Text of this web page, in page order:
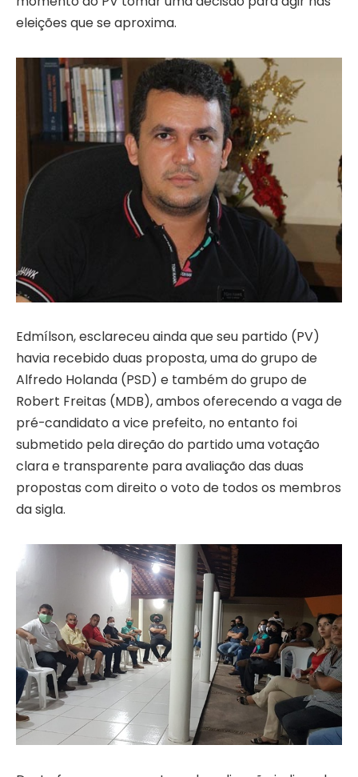
eleições que se aproxima.
Edmílson, esclareceu ainda que seu partido (PV)
havia recebido duas proposta, uma do grupo de
Alfredo Holanda (PSD) e também do grupo de
Robert Freitas (MDB), ambos oferecendo a vaga de
pré-candidato a vice prefeito, no entanto foi
submetido pela direção do partido uma votação
clara e transparente para avaliação das duas
propostas com direito o voto de todos os membros
da sigla.